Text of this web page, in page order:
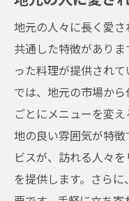
地元の人々に長く愛
共通した特徴があり
った料理が提供され
では、地元の市場か
ごとにメニューを変
地の良い雰囲気が特
ビスが、訪れる人々
を提供します。さら